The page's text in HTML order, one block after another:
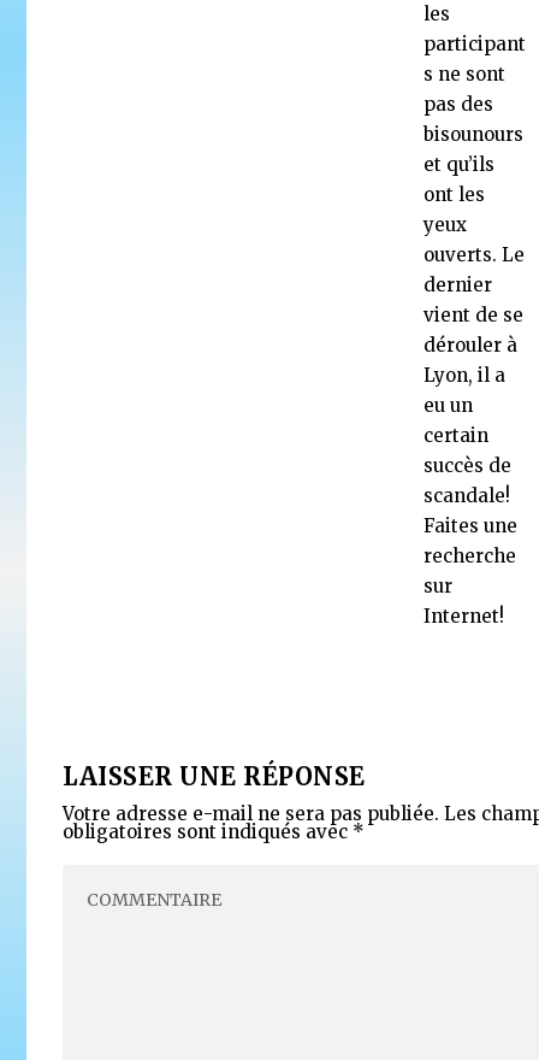
les
participant
s ne sont
pas des
bisounours
et qu’ils
ont les
yeux
ouverts. Le
dernier
vient de se
dérouler à
Lyon, il a
eu un
certain
succès de
scandale!
Faites une
recherche
sur
Internet!
LAISSER UNE RÉPONSE
Votre adresse e-mail ne sera pas publiée. Les
obligatoires sont indiqués avec *